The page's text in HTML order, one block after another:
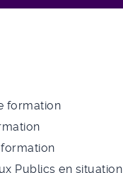
formation
Publics en situation